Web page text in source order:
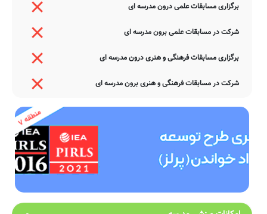
برگزاری مسابقات علمی درون مدرسه ای
شرکت در مسابقات علمی برون مدرسه ای
برگزاری مسابقات فرهنگی و هنری درون مدرسه ای
شرکت در مسابقات فرهنگی و هنری برون مدرسه ای